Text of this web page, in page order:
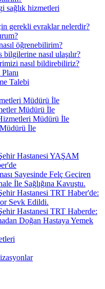
sağlık hizmetleri
gerekli evraklar nelerdir?
öğrenebilirim?
nasıl ulaşılır?
nasıl bildirebiliriz?
Talebi
Müdürü İle
Müdürü İle
Müdürü İle
İle
Hastanesi YAŞAM
Sayesinde Felç Geçiren
İle Sağlığına Kavuştu.
Hastanesi TRT Haber'de:
Sevk Edildi.
Hastanesi TRT Haberde:
Doğan Hastaya Yemek